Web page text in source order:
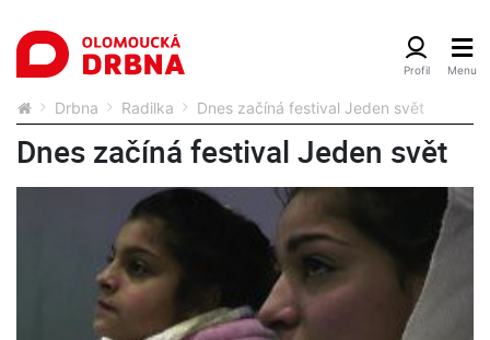
Drbna Radilka Dnes začíná festival Jeden svět
Dnes začíná festival Jeden svět